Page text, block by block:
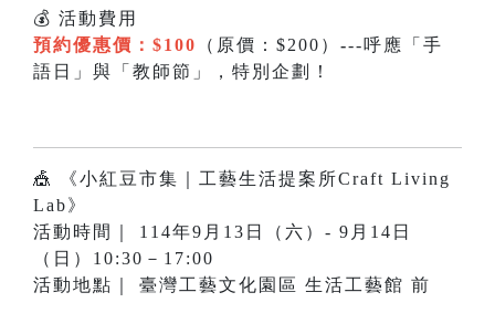
💰 活動費用
預約優惠價：$100
（原價：$200） ---呼應「手
語日」與「教師節」，特別企劃！
🎪 《小紅豆市集｜工藝生活提案所Craft Living
Lab》
活動時間｜ 114年9月13日（六）- 9月14日
（日）10:30－17:00
活動地點｜ 臺灣工藝文化園區 生活工藝館 前